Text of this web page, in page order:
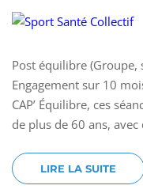
Post équilibre (Groupe,
Engagement sur 10
CAP’ Équilibre, ces
de plus de 60 ans,
LIRE LA SUITE